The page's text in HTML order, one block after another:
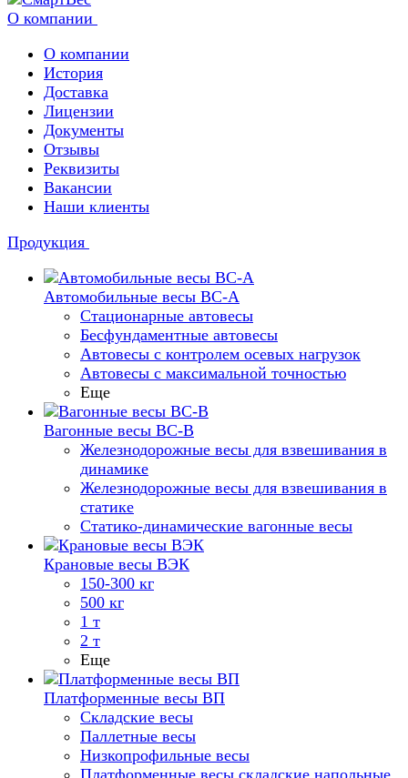
О компании
О компании
История
Доставка
Лицензии
Документы
Отзывы
Реквизиты
Вакансии
Наши клиенты
Продукция
Автомобильные весы ВС-А
Стационарные автовесы
Бесфундаментные автовесы
Автовесы с контролем осевых нагрузок
Автовесы с максимальной точностью
Еще
Вагонные весы ВС-В
Железнодорожные весы для взвешивания в
динамике
Железнодорожные весы для взвешивания в
статике
Статико-динамические вагонные весы
Крановые весы ВЭК
150-300 кг
500 кг
1 т
2 т
Еще
Платформенные весы ВП
Складские весы
Паллетные весы
Низкопрофильные весы
Платформенные весы складские напольные